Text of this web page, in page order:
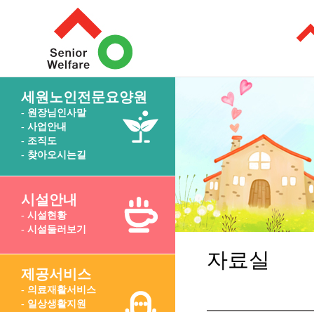
세원노인전문요양원
- 원장님인사말
- 사업안내
- 조직도
- 찾아오시는길
시설안내
- 시설현황
- 시설둘러보기
제공서비스
- 의료재활서비스
- 일상생활지원
자료실